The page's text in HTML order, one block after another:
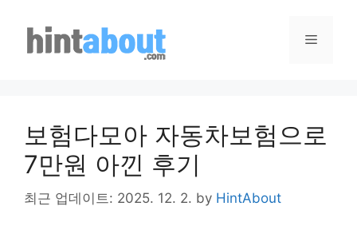
content
Menu
보험다모아 자동차보험으로
7만원 아낀 후기
최근 업데이트: 2025. 12. 2. by HintAbout